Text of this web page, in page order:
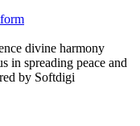
divine harmony
in spreading peace and
by Softdigi